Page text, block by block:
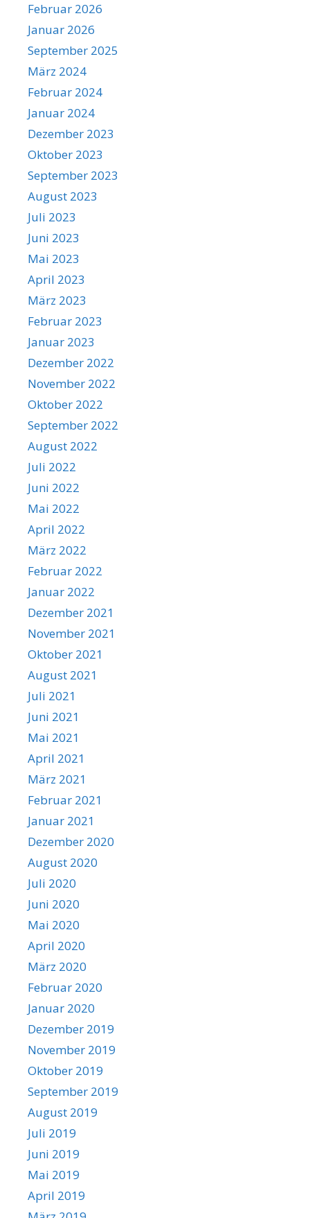
Februar 2026
Januar 2026
September 2025
März 2024
Februar 2024
Januar 2024
Dezember 2023
Oktober 2023
September 2023
August 2023
Juli 2023
Juni 2023
Mai 2023
April 2023
März 2023
Februar 2023
Januar 2023
Dezember 2022
November 2022
Oktober 2022
September 2022
August 2022
Juli 2022
Juni 2022
Mai 2022
April 2022
März 2022
Februar 2022
Januar 2022
Dezember 2021
November 2021
Oktober 2021
August 2021
Juli 2021
Juni 2021
Mai 2021
April 2021
März 2021
Februar 2021
Januar 2021
Dezember 2020
August 2020
Juli 2020
Juni 2020
Mai 2020
April 2020
März 2020
Februar 2020
Januar 2020
Dezember 2019
November 2019
Oktober 2019
September 2019
August 2019
Juli 2019
Juni 2019
Mai 2019
April 2019